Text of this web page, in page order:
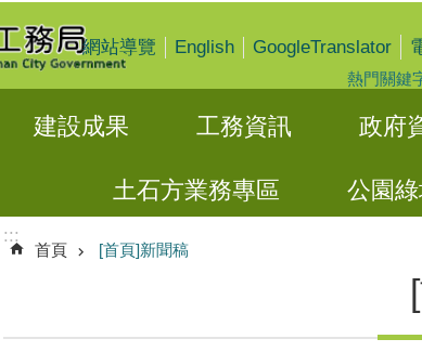
網站導覽
English GoogleTranslator
熱門關鍵
建設成果 工務資訊 政府
土石方業務專區 公園
:::
首頁 [首頁]新聞稿